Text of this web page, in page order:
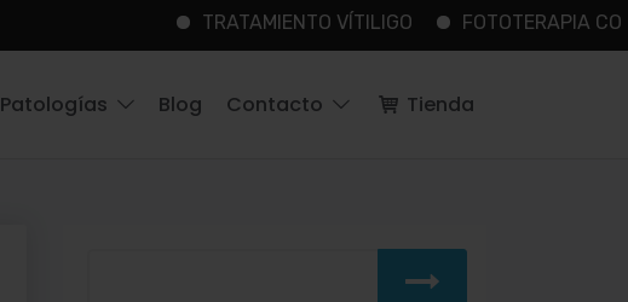
TRATAMIENTO VÍTILIGO
FOTOTERAPIA CON
Patologías Blog Contacto Tienda